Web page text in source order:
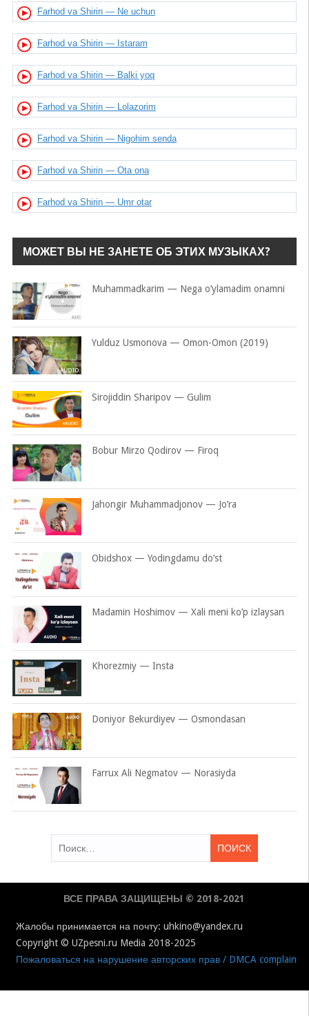
Farhod va Shirin — Ne uchun
Farhod va Shirin — Istaram
Farhod va Shirin — Balki yoq
Farhod va Shirin — Lolazorim
Farhod va Shirin — Nigohim senda
Farhod va Shirin — Ota ona
Farhod va Shirin — Umr otar
МОЖЕТ ВЫ НЕ ЗАНЕТЕ ОБ ЭТИХ МУЗЫКАХ?
Muhammadkarim — Nega o’ylamadim onamni
Yulduz Usmonova — Omon-Omon (2019)
Sirojiddin Sharipov — Gulim
Bobur Mirzo Qodirov — Firoq
Jahongir Muhammadjonov — Jo’ra
Obidshox — Yodingdamu do’st
Madamin Hoshimov — Xali meni ko’p izlaysan
Khorezmiy — Insta
Doniyor Bekurdiyev — Osmondasan
Farrux Ali Negmatov — Norasiyda
ВСЕ ПРАВА ЗАЩИЩЕНЫ © 2018-2021
Жалобы принимается на почту: uhkino@yandex.ru
Copyright © UZpesni.ru Media 2018-2025
Пожаловаться на нарушение авторских прав / DMCA complain